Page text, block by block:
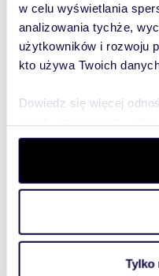
w celu wyświetlania
analizowania tychże,
użytkowników i rozwoju
kto używa Twoich
Dowiedz się więcej
szczegółów. W
wycofać swoją zgodę w
aby oferować funkcje
witrynie. Informacje o
analitycznym.
Tylko